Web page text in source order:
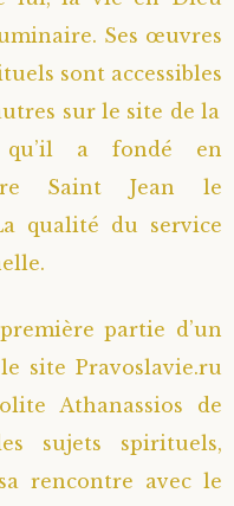
(Pospelov)
Ses œuvres
sont accessibles
sur le site de la
qu’il a fondé en
Saint Jean le
qualité du service
partie d’un
site Pravoslavie.ru
Athanassios de
sujets spirituels,
rencontre avec le